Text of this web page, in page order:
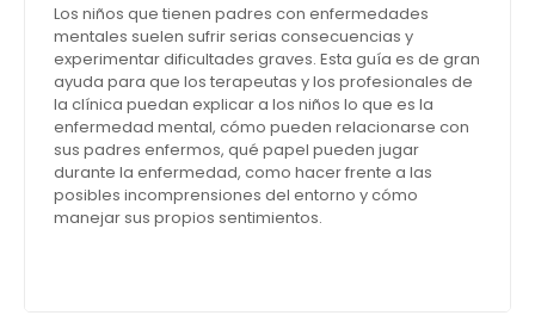
Los niños que tienen padres con enfermedades
mentales suelen sufrir serias consecuencias y
experimentar dificultades graves. Esta guía es de gran
ayuda para que los terapeutas y los profesionales de
la clínica puedan explicar a los niños lo que es la
enfermedad mental, cómo pueden relacionarse con
sus padres enfermos, qué papel pueden jugar
durante la enfermedad, como hacer frente a las
posibles incomprensiones del entorno y cómo
manejar sus propios sentimientos.